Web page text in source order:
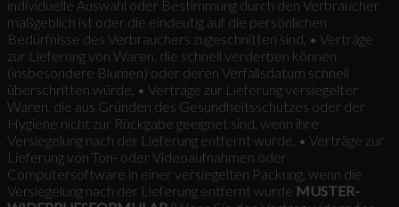
individuelle Auswahl oder Bestimmung durch den Verbraucher
maßgeblich ist oder die eindeutig auf die persönlichen
Bedürfnisse des Verbrauchers zugeschnitten sind, • Verträge
zur Lieferung von Waren, die schnell verderben können
(insbesondere Blumen) oder deren Verfallsdatum schnell
überschritten würde, • Verträge zur Lieferung versiegelter
Waren, die aus Gründen des Gesundheitsschutzes oder der
Hygiene nicht zur Rückgabe geeignet sind, wenn ihre
Versiegelung nach der Lieferung entfernt wurde, • Verträge zur
Lieferung von Ton- oder Videoaufnahmen oder
Computersoftware in einer versiegelten Packung, wenn die
Versiegelung nach der Lieferung entfernt wurde MUSTER-